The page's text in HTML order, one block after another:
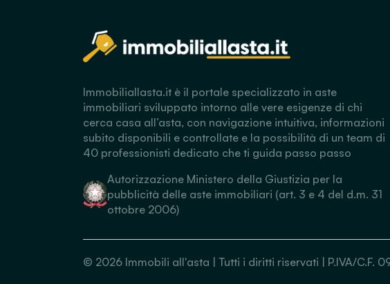
Immobiliallasta.it è il portale specializzato in aste
immobiliari sviluppato intorno alle vere esigenze di chi
cerca casa all’asta, con navigazione intuitiva, informazioni
subito disponibili e controllate e la possibilità di un team di
40 professionisti dedicato che ti guida passo passo
Autorizzazione Ministero della Giustizia per la
pubblicità delle aste immobiliari (art. 3 e 4 del d.m. 31
ottobre 2006)
© 2026 Immobili all'asta | Tutti i diritti riservati | P.IVA/C.F.